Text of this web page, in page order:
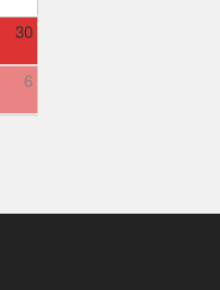
30
6